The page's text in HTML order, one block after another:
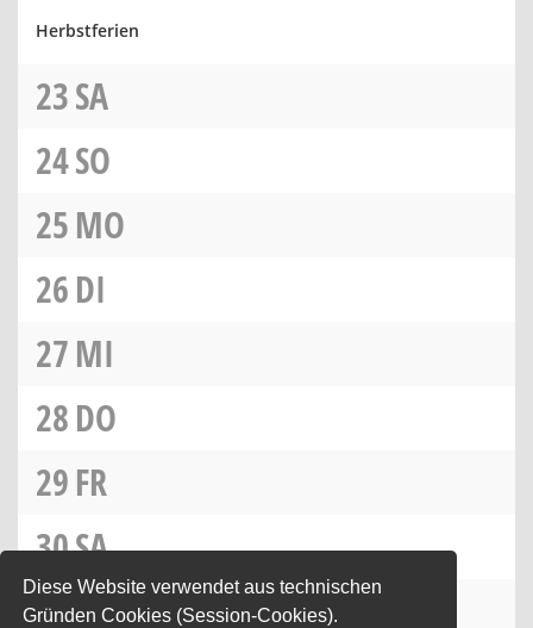
Diese Website verwendet aus technischen
Gründen Cookies (Session-Cookies).
Herbstferien
23SA
24SO
25MO
26DI
27MI
28DO
29FR
30SA
31SO